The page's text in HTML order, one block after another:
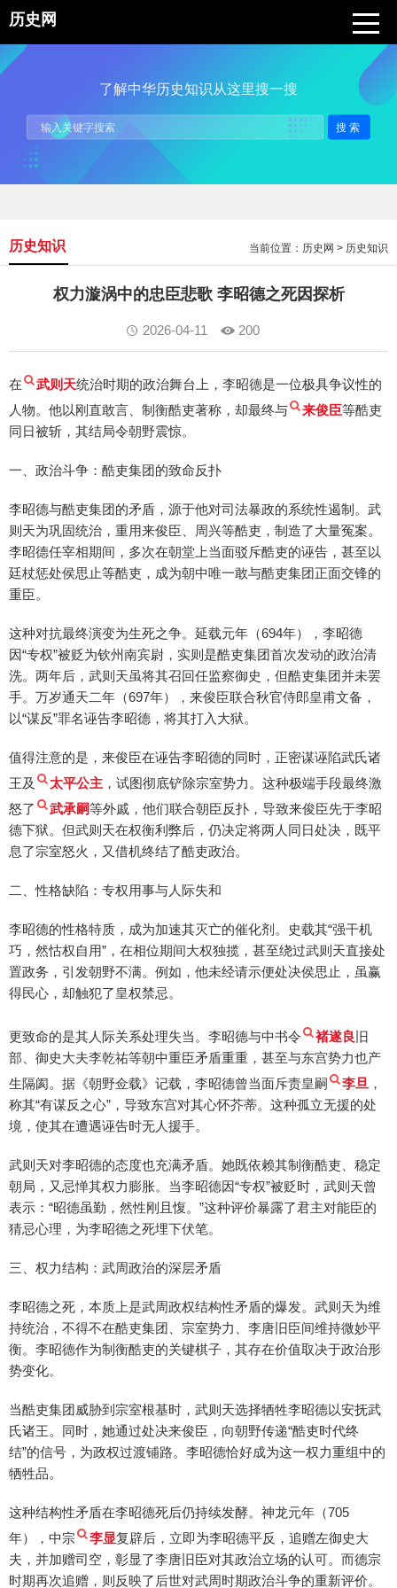
历史网
了解中华历史知识从这里搜一搜
搜索
当前位置： 历史网 > 历史知识
历史知识
权力漩涡中的忠臣悲歌 李昭德之死因探析
2026-04-11 200
在 武则天统治时期的政治舞台上，李昭德是一位极具争议性的
人物。他以刚直敢言、制衡酷吏著称，却最终与
来俊臣等酷吏
同日被斩，其结局令朝野震惊。
一、政治斗争：酷吏集团的致命反扑
李昭德与酷吏集团的矛盾，源于他对司法暴政的系统性遏制。武
则天为巩固统治，重用来俊臣、周兴等酷吏，制造了大量冤案。
李昭德任宰相期间，多次在朝堂上当面驳斥酷吏的诬告，甚至以
廷杖惩处侯思止等酷吏，成为朝中唯一敢与酷吏集团正面交锋的
重臣。
这种对抗最终演变为生死之争。延载元年（694年），李昭德
因“专权”被贬为钦州南宾尉，实则是酷吏集团首次发动的政治清
洗。两年后，武则天虽将其召回任监察御史，但酷吏集团并未罢
手。万岁通天二年（697年），来俊臣联合秋官侍郎皇甫文备，
以“谋反”罪名诬告李昭德，将其打入大狱。
值得注意的是，来俊臣在诬告李昭德的同时，正密谋诬陷武氏诸
王及
太平公主 ，试图彻底铲除宗室势力。这种极端手段最终激
怒了
武承嗣等外戚，他们联合朝臣反扑，导致来俊臣先于李昭
德下狱。但武则天在权衡利弊后，仍决定将两人同日处决，既平
息了宗室怒火，又借机终结了酷吏政治。
二、性格缺陷：专权用事与人际失和
李昭德的性格特质，成为加速其灭亡的催化剂。史载其“强干机
巧，然怙权自用”，在相位期间大权独揽，甚至绕过武则天直接处
置政务，引发朝野不满。例如，他未经请示便处决侯思止，虽赢
得民心，却触犯了皇权禁忌。
更致命的是其人际关系处理失当。李昭德与中书令 褚遂良 旧
部、御史大夫李乾祐等朝中重臣矛盾重重，甚至与东宫势力也产
生隔阂。据《朝野佥载》记载，李昭德曾当面斥责皇嗣
李旦 ，
称其“有谋反之心”，导致东宫对其心怀芥蒂。这种孤立无援的处
境，使其在遭遇诬告时无人援手。
武则天对李昭德的态度也充满矛盾。她既依赖其制衡酷吏、稳定
朝局，又忌惮其权力膨胀。当李昭德因“专权”被贬时，武则天曾
表示：“昭德虽勤，然性刚且愎。”这种评价暴露了君主对能臣的
猜忌心理，为李昭德之死埋下伏笔。
三、权力结构：武周政治的深层矛盾
李昭德之死，本质上是武周政权结构性矛盾的爆发。武则天为维
持统治，不得不在酷吏集团、宗室势力、李唐旧臣间维持微妙平
衡。李昭德作为制衡酷吏的关键棋子，其存在价值取决于政治形
势变化。
当酷吏集团威胁到宗室根基时，武则天选择牺牲李昭德以安抚武
氏诸王。同时，她通过处决来俊臣，向朝野传递“酷吏时代终
结”的信号，为政权过渡铺路。李昭德恰好成为这一权力重组中的
牺牲品。
这种结构性矛盾在李昭德死后仍持续发酵。神龙元年（705
年），中宗
李显复辟后，立即为李昭德平反，追赠左御史大
夫，并加赠司空，彰显了李唐旧臣对其政治立场的认可。而德宗
时期再次追赠，则反映了后世对武周时期政治斗争的重新评价。